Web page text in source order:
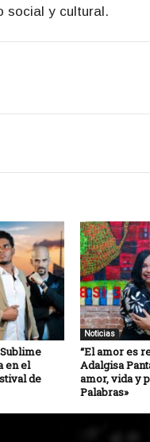
social y cultural.
en el
de
Noticias
“El amor es
Adalgisa
amor, vida y
Palabras»